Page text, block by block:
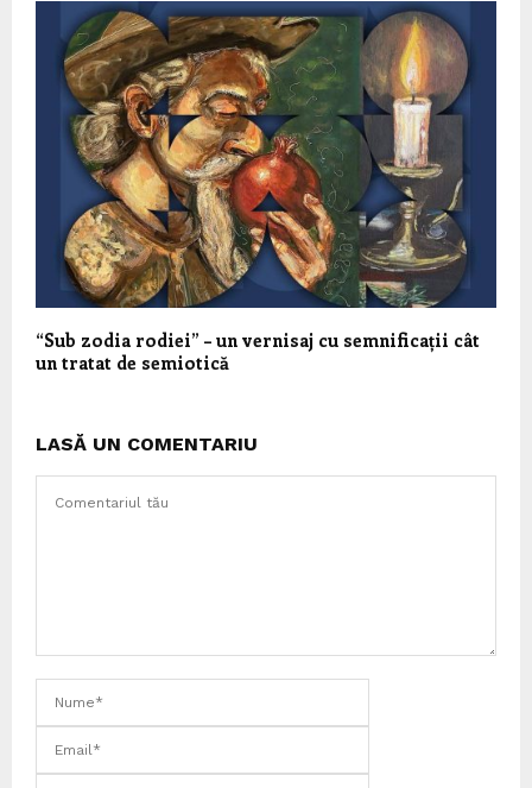
“Sub zodia rodiei” – un vernisaj cu semnificații cât
un tratat de semiotică
LASĂ UN COMENTARIU